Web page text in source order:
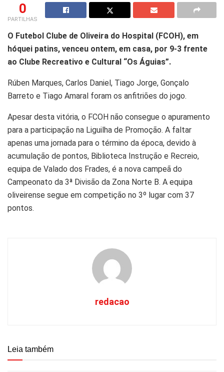
0
PARTILHAS
O Futebol Clube de Oliveira do Hospital (FCOH), em
hóquei patins, venceu ontem, em casa, por 9-3 frente
ao Clube Recreativo e Cultural “Os Águias”.
Rúben Marques, Carlos Daniel, Tiago Jorge, Gonçalo
Barreto e Tiago Amaral foram os anfitriões do jogo.
Apesar desta vitória, o FCOH não consegue o apuramento
para a participação na Liguilha de Promoção. A faltar
apenas uma jornada para o término da época, devido à
acumulação de pontos, Biblioteca Instrução e Recreio,
equipa de Valado dos Frades, é a nova campeã do
Campeonato da 3ª Divisão da Zona Norte B. A equipa
oliveirense segue em competição no 3º lugar com 37
pontos.
redacao
Leia também